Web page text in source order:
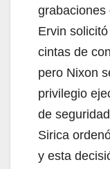
grabaciones
Ervin
cintas de
pero Nixon
privilegio
de
Sirica
y esta